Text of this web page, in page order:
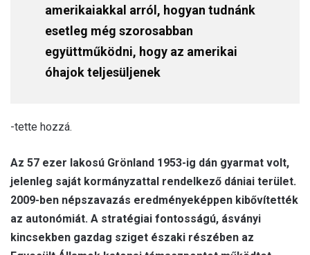
amerikaiakkal arról, hogyan tudnánk
esetleg még szorosabban
együttműködni, hogy az amerikai
óhajok teljesüljenek
-tette hozzá.
Az 57 ezer lakosú Grönland 1953-ig dán gyarmat volt,
jelenleg saját kormányzattal rendelkező dániai terület.
2009-ben népszavazás eredményeképpen kibővítették
az autonómiát. A stratégiai fontosságú, ásványi
kincsekben gazdag sziget északi részében az